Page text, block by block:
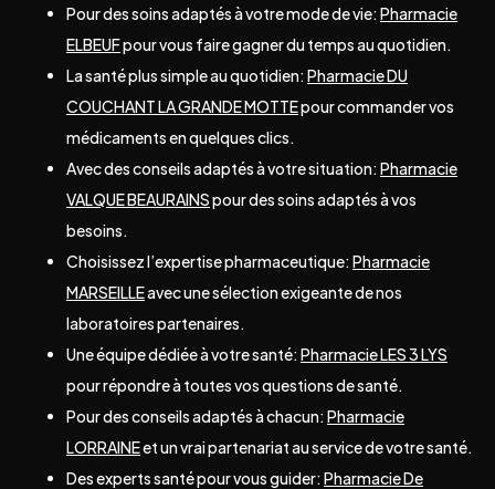
Pour des soins adaptés à votre mode de vie: Pharmacie
ELBEUFpour vous faire gagner du temps au quotidien.
La santé plus simple au quotidien: Pharmacie DU
COUCHANT LA GRANDE MOTTEpour commander vos
médicaments en quelques clics.
Avec des conseils adaptés à votre situation: Pharmacie
VALQUE BEAURAINSpour des soins adaptés à vos
besoins.
Choisissez l’expertise pharmaceutique: Pharmacie
MARSEILLEavec une sélection exigeante de nos
laboratoires partenaires.
Une équipe dédiée à votre santé: Pharmacie LES 3 LYS
pour répondre à toutes vos questions de santé.
Pour des conseils adaptés à chacun: Pharmacie
LORRAINEet un vrai partenariat au service de votre santé.
Des experts santé pour vous guider: Pharmacie De